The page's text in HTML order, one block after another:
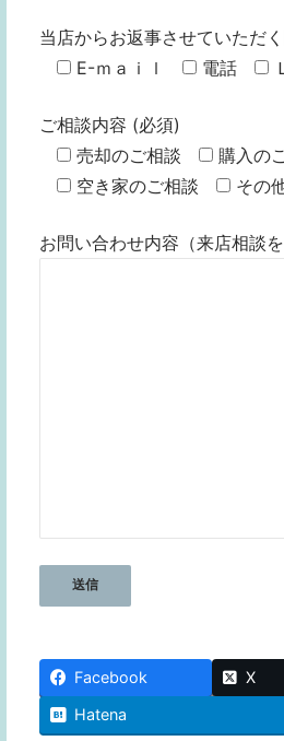
当店からお返事させていただ
E-ｍａｉｌ
電話
ご相談内容 (必須)
売却のご相談
購入の
空き家のご相談
その
お問い合わせ内容（来店相談
Facebook X
Hatena